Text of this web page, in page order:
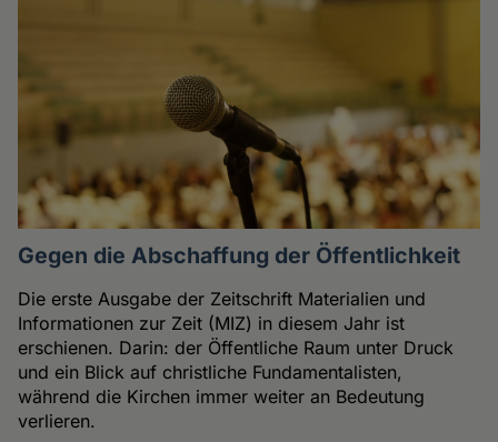
Gegen die Abschaffung der Öffentlichkeit
Die erste Ausgabe der Zeitschrift Materialien und
Informationen zur Zeit (MIZ) in diesem Jahr ist
erschienen. Darin: der Öffentliche Raum unter Druck
und ein Blick auf christliche Fundamentalisten,
während die Kirchen immer weiter an Bedeutung
verlieren.